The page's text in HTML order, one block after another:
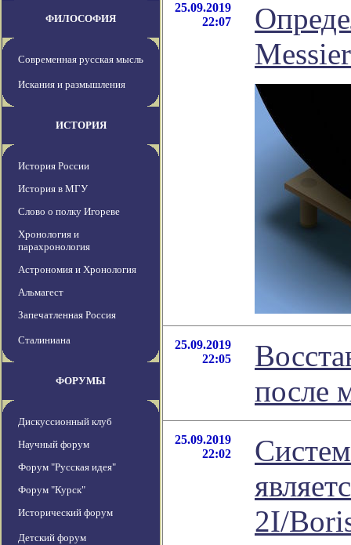
ФИЛОСОФИЯ
Современная русская мысль
Искания и размышления
ИСТОРИЯ
История России
История в МГУ
Слово о полку Игореве
Хронология и
парахронология
Астрономия и Хронология
Альмагест
Запечатленная Россия
Сталиниана
ФОРУМЫ
Дискуссионный клуб
Научный форум
Форум "Русская идея"
Форум "Курск"
Исторический форум
Детский форум
25.09.2019
22:07
25.09.2019
22:05
после
25.09.2019
22:02
2I/